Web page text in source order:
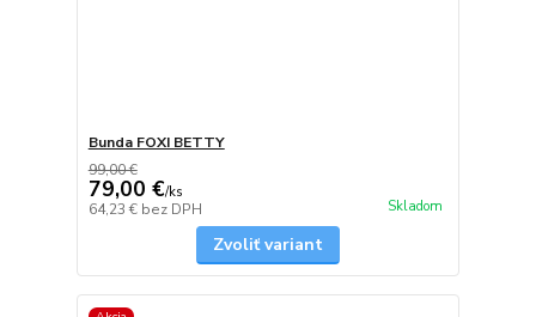
Bunda FOXI BETTY
99,00 €
79,00 €/ks
64,23 € bez DPH Skladom
Zvoliť variant